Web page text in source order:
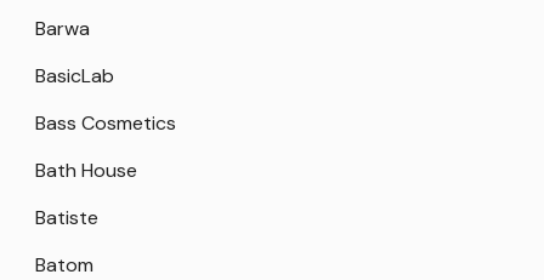
Barwa
BasicLab
Bass Cosmetics
Bath House
Batiste
Batom